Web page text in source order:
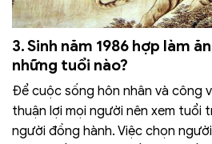
3. Sinh năm 1986 hợp làm
những tuổi nào?
Để cuộc sống hôn nhân và công
thuận lợi mọi người nên xem tuổi
người đồng hành. Việc chọn